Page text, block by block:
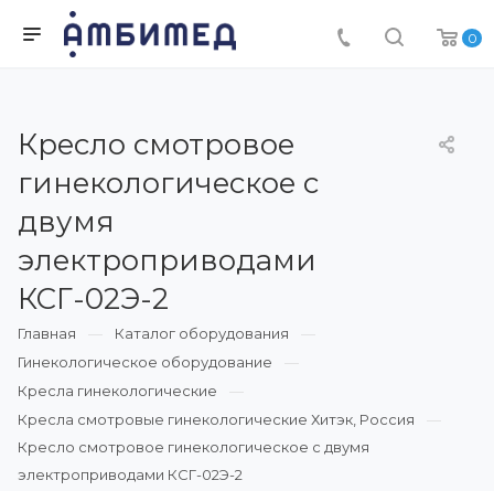
0
Кресло смотровое
гинекологическое с
двумя
электроприводами
КСГ-02Э-2
Главная
Каталог оборудования
Гинекологическое оборудование
Кресла гинекологические
Кресла смотровые гинекологические Хитэк, Россия
Кресло смотровое гинекологическое с двумя
электроприводами КСГ-02Э-2